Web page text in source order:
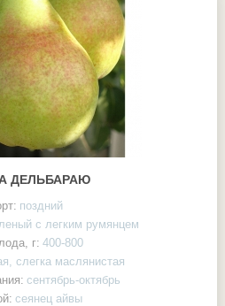
ДЕЛЬБАРАЮ
поздний
с легким румянцем
г: 400-800
слегка маслянистая
сентябрь-октябрь
сеянец айвы